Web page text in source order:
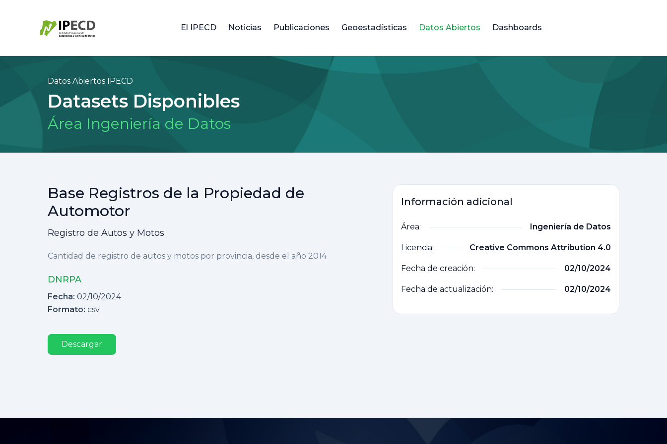
El IPECD Noticias Publicaciones Geoestadísticas Datos Abiertos Dashboards
Datos Abiertos IPECD
Datasets Disponibles
Área Ingeniería de Datos
Base Registros de la Propiedad de
Automotor
Registro de Autos y Motos
Cantidad de registro de autos y motos por provincia, desde el año 2014
DNRPA
Fecha: 02/10/2024
Formato: csv
Descargar
Información adicional
Área: Ingeniería de Datos
Licencia: Creative Commons Attribution 4.0
Fecha de creación: 02/10/2024
Fecha de actualización: 02/10/2024